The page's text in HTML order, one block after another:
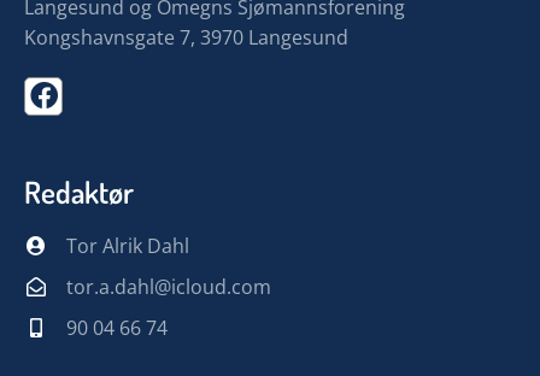
Langesund og Omegns Sjømannsforening
Kongshavnsgate 7, 3970 Langesund
Redaktør
Tor Alrik Dahl
tor.a.dahl@icloud.com
90 04 66 74